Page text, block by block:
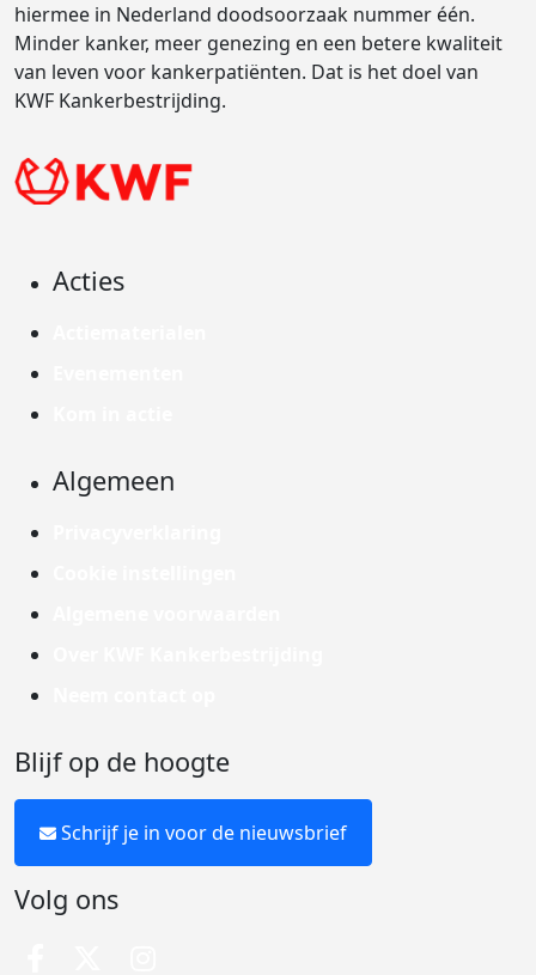
hiermee in Nederland doodsoorzaak nummer één.
Minder kanker, meer genezing en een betere kwaliteit
van leven voor kankerpatiënten. Dat is het doel van
KWF Kankerbestrijding.
Acties
Algemeen
Blijf op de hoogte
Schrijf je in voor de nieuwsbrief
Volg ons